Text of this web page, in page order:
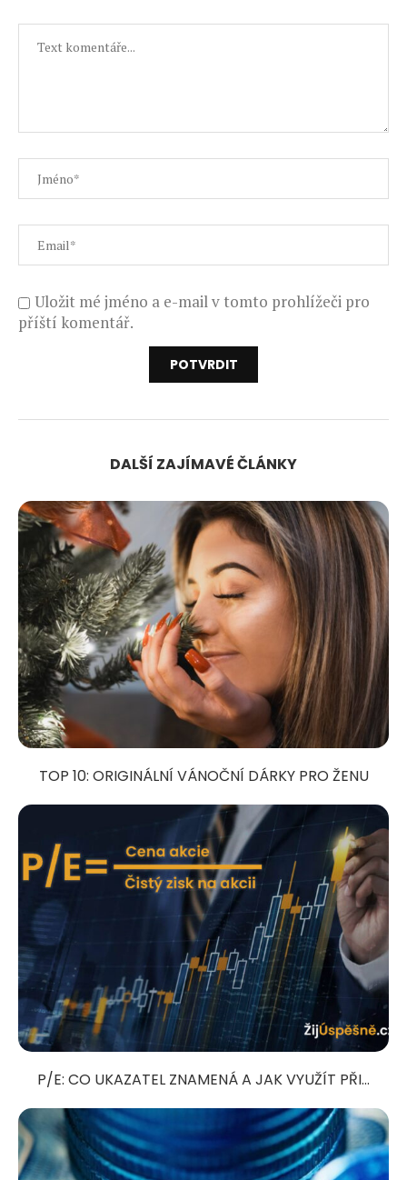
Uložit mé jméno a e-mail v tomto prohlížeči pro
příští komentář.
DALŠÍ ZAJÍMAVÉ ČLÁNKY
TOP 10: ORIGINÁLNÍ VÁNOČNÍ DÁRKY PRO ŽENU
P/E: CO UKAZATEL ZNAMENÁ A JAK VYUŽÍT PŘI...